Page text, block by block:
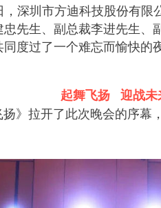
深圳市方迪科技股份有限
先生、副总裁李进先生
度过了一个难忘而愉快的
起舞飞扬 迎战未
》拉开了此次晚会的序